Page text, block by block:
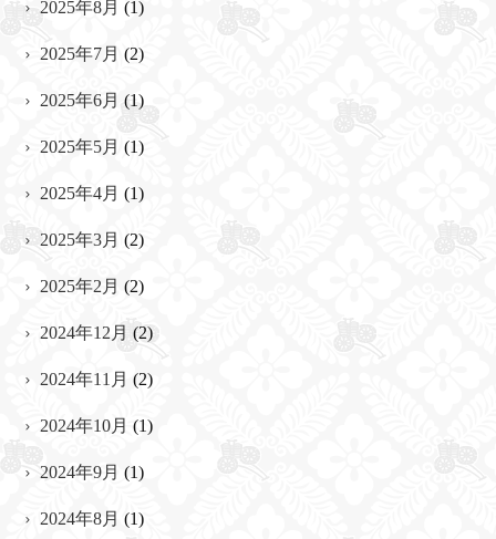
2025年8月 (1)
2025年7月 (2)
2025年6月 (1)
2025年5月 (1)
2025年4月 (1)
2025年3月 (2)
2025年2月 (2)
2024年12月 (2)
2024年11月 (2)
2024年10月 (1)
2024年9月 (1)
2024年8月 (1)